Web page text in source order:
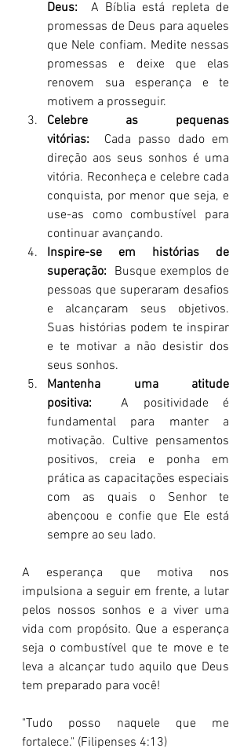
Deus: A Bíblia está repleta de
promessas de Deus para aqueles
que Nele confiam. Medite nessas
promessas e deixe que elas
renovem sua esperança e te
motivem a prosseguir.
Celebre as pequenas
vitórias: Cada passo dado em
direção aos seus sonhos é uma
vitória. Reconheça e celebre cada
conquista, por menor que seja, e
use-as como combustível para
continuar avançando.
Inspire-se em histórias de
superação: Busque exemplos de
pessoas que superaram desafios
e alcançaram seus objetivos.
Suas histórias podem te inspirar
e te motivar a não desistir dos
seus sonhos.
Mantenha uma atitude
positiva: A positividade é
fundamental para manter a
motivação. Cultive pensamentos
positivos, creia e ponha em
prática as capacitações especiais
com as quais o Senhor te
abençoou e confie que Ele está
sempre ao seu lado.
A esperança que motiva nos
impulsiona a seguir em frente, a lutar
pelos nossos sonhos e a viver uma
vida com propósito. Que a esperança
seja o combustível que te move e te
leva a alcançar tudo aquilo que Deus
tem preparado para você!
"Tudo posso naquele que me
fortalece." (Filipenses 4:13)